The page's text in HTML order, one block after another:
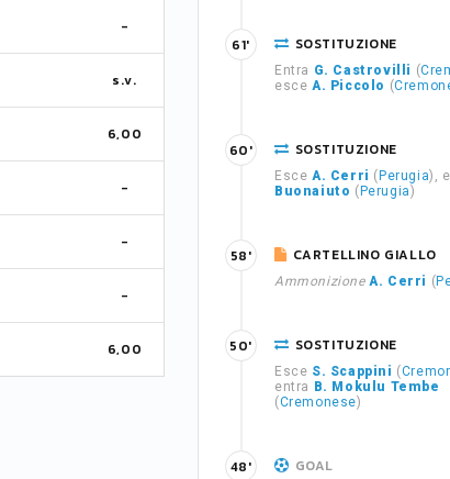
-
s.v.
6,00
-
-
-
6,00
SOSTITUZIONE
Entra G. Castrovilli (
esce A. Piccolo (
61'
SOSTITUZIONE
Esce A. Cerri ( Perugia),
Buonaiuto ( Perugia)
60'
CARTELLINO GIALLO
Ammonizione A. Cerri (
58'
SOSTITUZIONE
Esce S. Scappini (
entra
B. Mokulu Tembe
(Cremonese)
50'
GOAL
48'